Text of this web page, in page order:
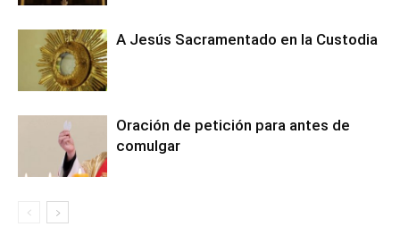
A Jesús Sacramentado en la Custodia
Oración de petición para antes de
comulgar